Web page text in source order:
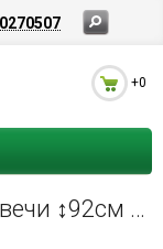
+0
ПАНИХИДНЫЙ СТОЛ на 54 свечи ↕92см ↔70 ↕70см Булат Бархат Сусальне золото